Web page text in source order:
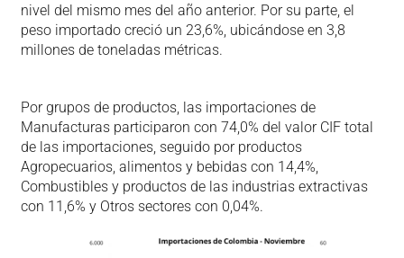
nivel del mismo mes del año anterior. Por su parte, el
peso importado creció un 23,6%, ubicándose en 3,8
millones de toneladas métricas.
Por grupos de productos, las importaciones de
Manufacturas participaron con 74,0% del valor CIF total
de las importaciones, seguido por productos
Agropecuarios, alimentos y bebidas con 14,4%,
Combustibles y productos de las industrias extractivas
con 11,6% y Otros sectores con 0,04%.